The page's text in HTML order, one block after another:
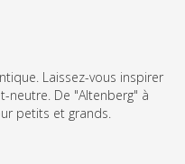
Laissez-vous inspirer
neutre. De "Altenberg" à
petits et grands.